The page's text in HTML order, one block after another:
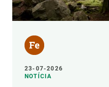
23-07-2026
NOTÍCIA